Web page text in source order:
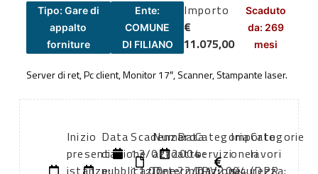
Tipo: Gare di
appalto
forniture
Ente:
COMUNE
DI FILIANO
Importo
€
11.075,00
Scaduto
da: 269
mesi
Server di ret, Pc client, Monitor 17″, Scanner, Stampante laser.
Inizio
presentazione
Data
di
Scadenza:
13/02/2004
Numero
atto:
Data
atto:
Categoria
servizi
Importo
oneri
Categorie
lavori